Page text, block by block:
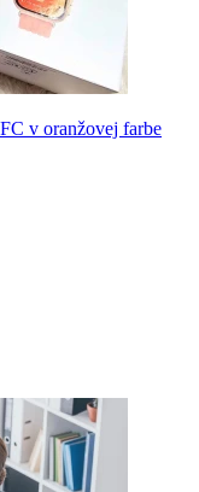
v oranžovej farbe